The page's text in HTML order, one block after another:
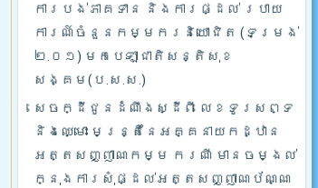
ការបង់ភាគទាន និងការផ្ដល់ របាយ
ការណ៍ចំនួនកម្មករនិយោជិត (ទម្រង់
២.០១) មកបេឡាជាតិសន្តិសុខ
សង្គម(ប.ស.ស.)
សេចក្ដីជូនដំណឹងស្ដីពី លេខទូរសព្ទ
និងឈ្មោះ មន្រ្តីនៃអគ្គនាយកដ្ឋាន
អត្តសញ្ញាណកម្ម ករណី មានចម្ងល់
ក្នុងការសុំផ្ដល់អត្តសញ្ញាណប័ណ្ណ